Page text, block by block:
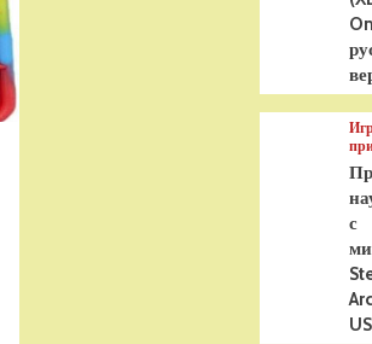
с